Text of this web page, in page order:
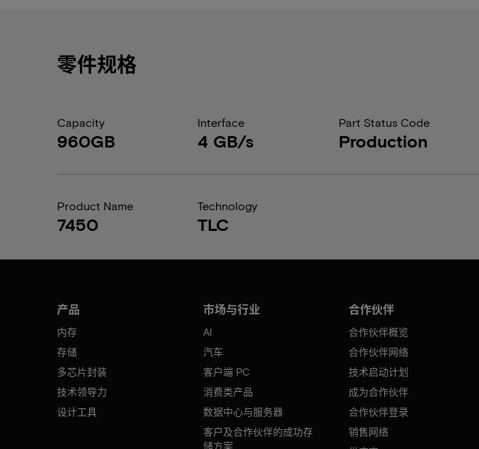
零件规格
Capacity
960GB
Interface
4 GB/s
Part Status Code
Production
Product Name
7450
Technology
TLC
产品
内存
存储
多芯片封装
技术领导力
设计工具
市场与行业
AI
汽车
客户端 PC
消费类产品
数据中心与服务器
客户及合作伙伴的成功存
储方案
合作伙伴
合作伙伴概览
合作伙伴网络
技术启动计划
成为合作伙伴
合作伙伴登录
销售网络